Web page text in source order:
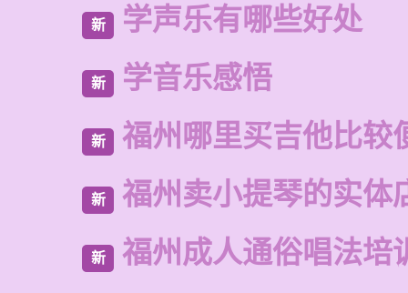
新 学声乐有哪些好处
新 学音乐感悟
新 福州哪里买吉他比较
新 福州卖小提琴的实体
新 福州成人通俗唱法培